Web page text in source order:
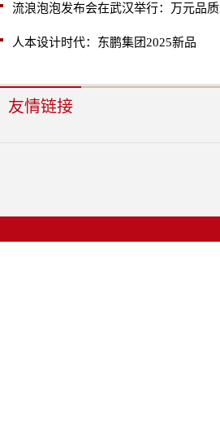
流浪泡泡发布会在武汉举行：万元品质
人本设计时代：东鹏集团2025新品
友情链接